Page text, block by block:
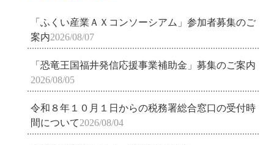
「ふくい産業ＡＸコンソーシアム」参加者募集のご
案内2026/08/07
「恐竜王国福井発信応援事業補助金」募集のご案内
2026/08/05
令和８年１０月１日からの税務署総合窓口の受付時
間について2026/08/04